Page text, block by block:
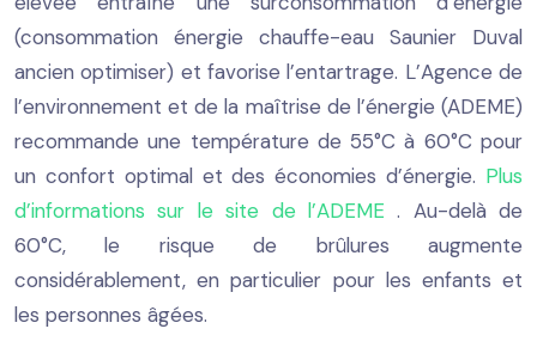
(consommation énergie chauffe-eau Saunier Duval
ancien optimiser) et favorise l’entartrage. L’Agence de
l’environnement et de la maîtrise de l’énergie (ADEME)
recommande une température de 55°C à 60°C pour
un confort optimal et des économies d’énergie. Plus
d’informations sur le site de l’ADEME. Au-delà de
60°C, le risque de brûlures augmente
considérablement, en particulier pour les enfants et
les personnes âgées.